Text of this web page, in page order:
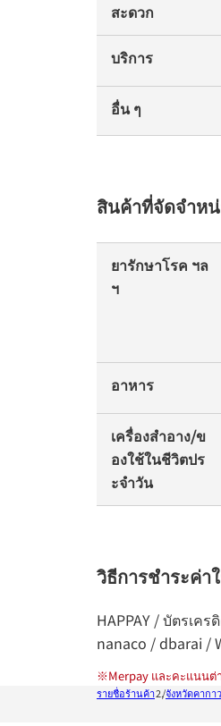
สะดวก
บริการ
อื่น ๆ
สินค้าที่จัดจำห
ยารักษาโรค ฯล
ฯ
อาหาร
เครื่องสำอาง/ข
องใช้ในชีวิตปร
ะจำวัน
วิธีการชำระค่า
HAPPAY / บัตรเค
nanaco / dbarai /
※Merpay และคะแนนต่
รายชื่อร้านค้า จังหวัดคากา